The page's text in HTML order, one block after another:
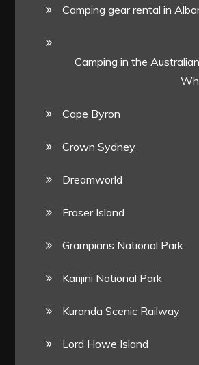
Camping gear rental in
Camping in the
Cape Byron
Crown Sydney
Dreamworld
Fraser Island
Grampians National Park
Karijini National Park
Kuranda Scenic Railway
Lord Howe Island